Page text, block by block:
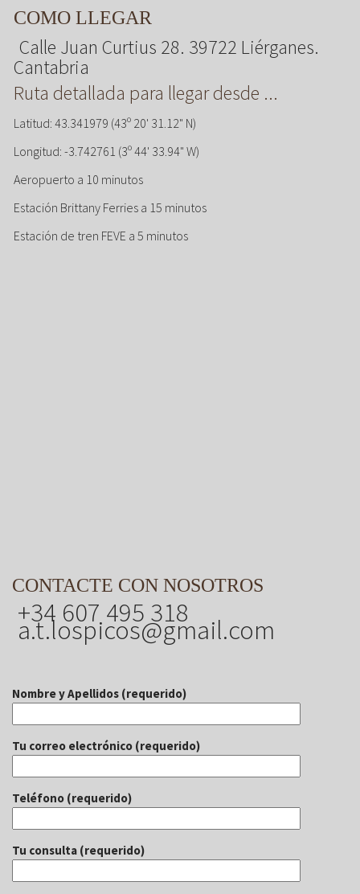
COMO LLEGAR
Calle Juan Curtius 28. 39722 Liérganes.
Cantabria
Ruta detallada para llegar desde ...
Latitud: 43.341979 (43º 20' 31.12" N)
Longitud: -3.742761 (3º 44' 33.94" W)
Aeropuerto a 10 minutos
Estación Brittany Ferries a 15 minutos
Estación de tren FEVE a 5 minutos
CONTACTE CON NOSOTROS
+34 607 495 318
a.t.lospicos@gmail.com
Nombre y Apellidos (requerido)
Tu correo electrónico (requerido)
Teléfono (requerido)
Tu consulta (requerido)